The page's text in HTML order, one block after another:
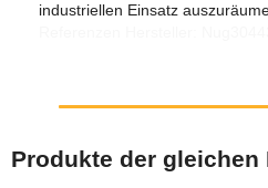
industriellen Einsatz
Produkte der gleichen